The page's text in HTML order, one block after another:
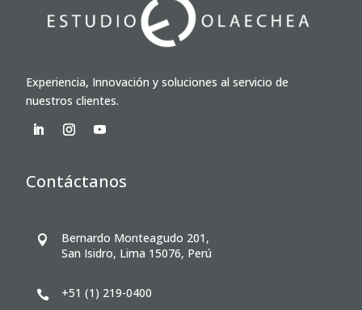
Experiencia, Innovación y soluciones al servicio de
nuestros clientes.
Contáctanos

Bernardo Monteagudo 201,
San Isidro, Lima 15076, Perú

+51 (1) 219-0400